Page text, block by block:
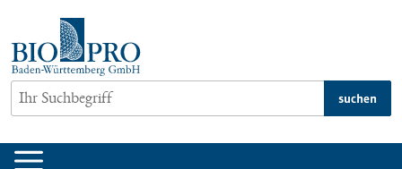
springen
suchen